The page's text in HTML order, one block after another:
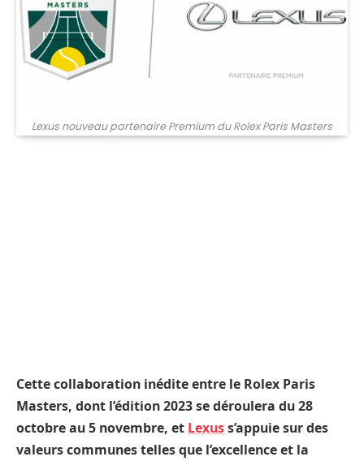
Lexus nouveau partenaire Premium du Rolex Paris Masters
Cette collaboration inédite entre le Rolex Paris
Masters, dont l’édition 2023 se déroulera du 28
octobre au 5 novembre, et Lexuss’appuie sur des
valeurs communes telles que l’excellence et la